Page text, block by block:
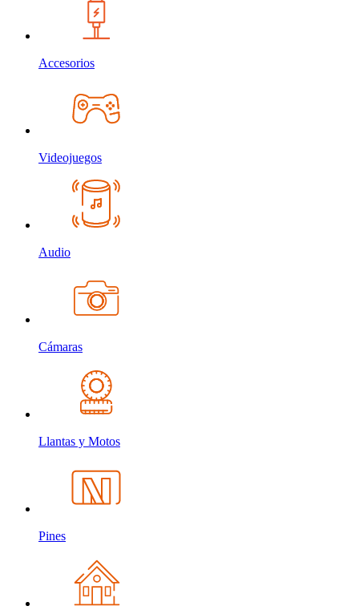
Accesorios
Videojuegos
Audio
Cámaras
Llantas y Motos
Pines